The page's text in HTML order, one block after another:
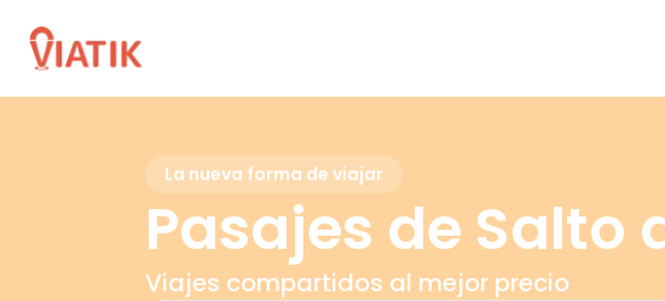
La nueva forma de viajar
Pasajes de Salto
Viajes compartidos al mejor precio